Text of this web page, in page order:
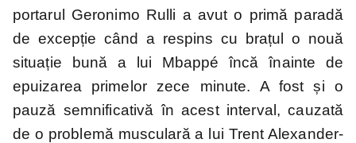
portarul Geronimo Rulli a avut o primă paradă
de excepție când a respins cu brațul o nouă
situație bună a lui Mbappé încă înainte de
epuizarea primelor zece minute. A fost și o
pauză semnificativă în acest interval, cauzată
de o problemă musculară a lui Trent Alexander-